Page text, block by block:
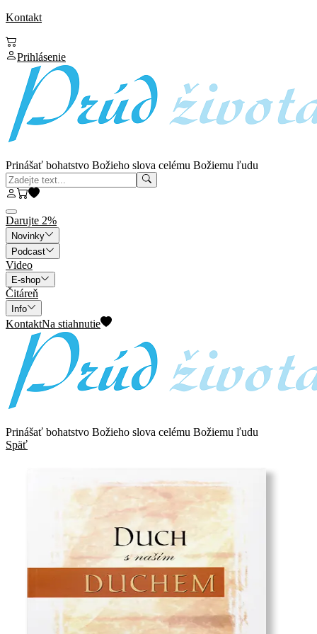
Kontakt
Prihlásenie
Prinášať bohatstvo Božieho slova celému Božiemu ľudu
Darujte 2%
Novinky
Podcast
Video
E-shop
Čitáreň
Info
KontaktNa stiahnutie
Prinášať bohatstvo Božieho slova celému Božiemu ľudu
Späť